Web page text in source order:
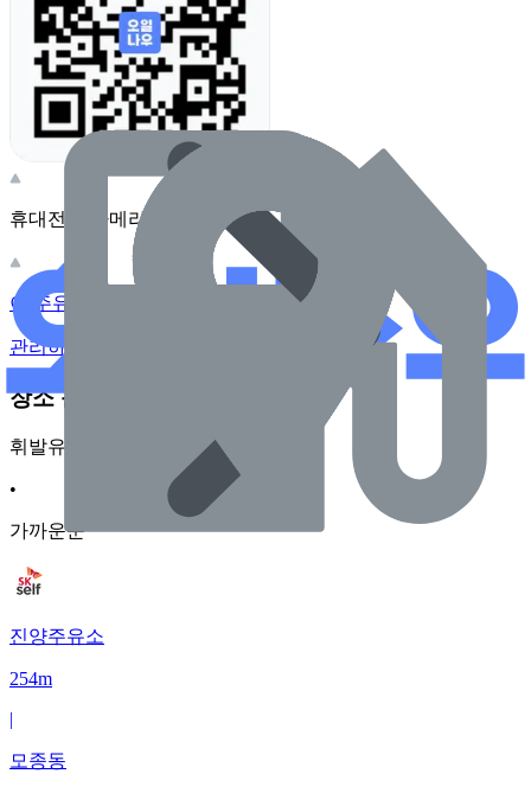
휴대전화 카메라로 찍어보세요
이 주유소의 사장님이신가요?
관리하기
장소 근처 주유소
휘발유
•
가까운순
진양주유소
254m
|
모종동